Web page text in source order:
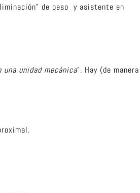
de peso y asistente en
unidad mecánica”. Hay (de manera